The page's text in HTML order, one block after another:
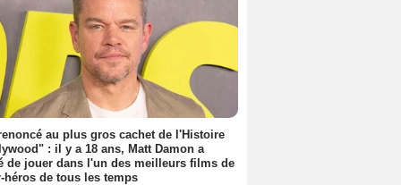
au plus gros cachet de l'Histoire
: il y a 18 ans, Matt Damon a
de jouer dans l'un des meilleurs films de
héros de tous les temps